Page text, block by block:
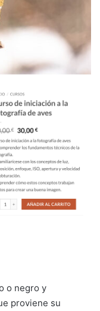
o negro y
proviene su